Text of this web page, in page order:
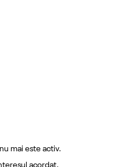
mai este activ.
acordat.